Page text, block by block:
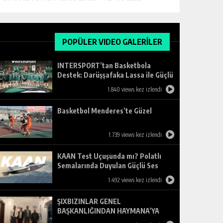
POPÜLER VIDEO GALERİLER
INTERSPORT’tan Basketbola
Destek: Darüşşafaka Lassa ile Güçlü
1.840 views kez izlendi
Basketbol Menderes’te Güzel
1.739 views kez izlendi
KAAN Test Uçuşunda mı? Polatlı
Semalarında Duyulan Güçlü Ses
1.492 views kez izlendi
ŞIXBIZINLAR GENEL
BAŞKANLIĞINDAN HAYMANA’YA